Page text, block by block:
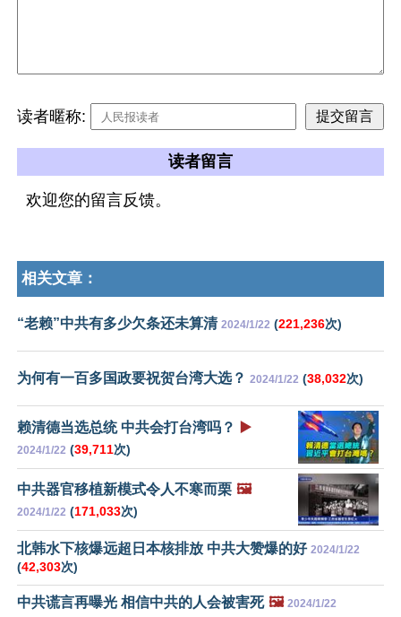
读者暱称:
读者留言
欢迎您的留言反馈。
相关文章：
“老赖”中共有多少欠条还未算清 2024/1/22 (221,236次)
为何有一百多国政要祝贺台湾大选？ 2024/1/22 (38,032次)
赖清德当选总统 中共会打台湾吗？ ▶️
2024/1/22 (39,711次)
中共器官移植新模式令人不寒而栗 🖼️
2024/1/22 (171,033次)
北韩水下核爆远超日本核排放 中共大赞爆的好 2024/1/22
(42,303次)
中共谎言再曝光 相信中共的人会被害死 🖼️ 2024/1/22